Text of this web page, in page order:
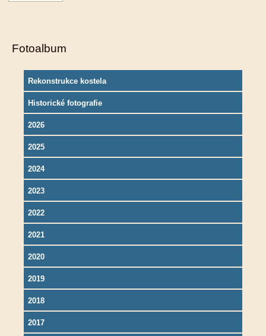
Fotoalbum
Rekonstrukce kostela
Historické fotografie
2026
2025
2024
2023
2022
2021
2020
2019
2018
2017